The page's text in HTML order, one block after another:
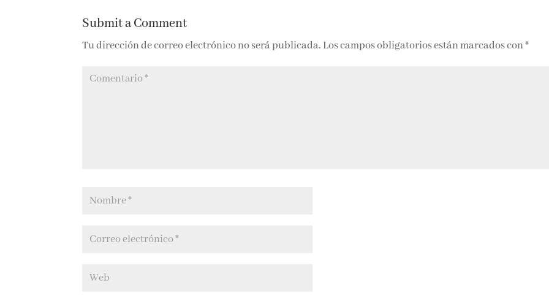
Submit a Comment
Tu dirección de correo electrónico no será publicada.Los campos obligatorios están marcados con*